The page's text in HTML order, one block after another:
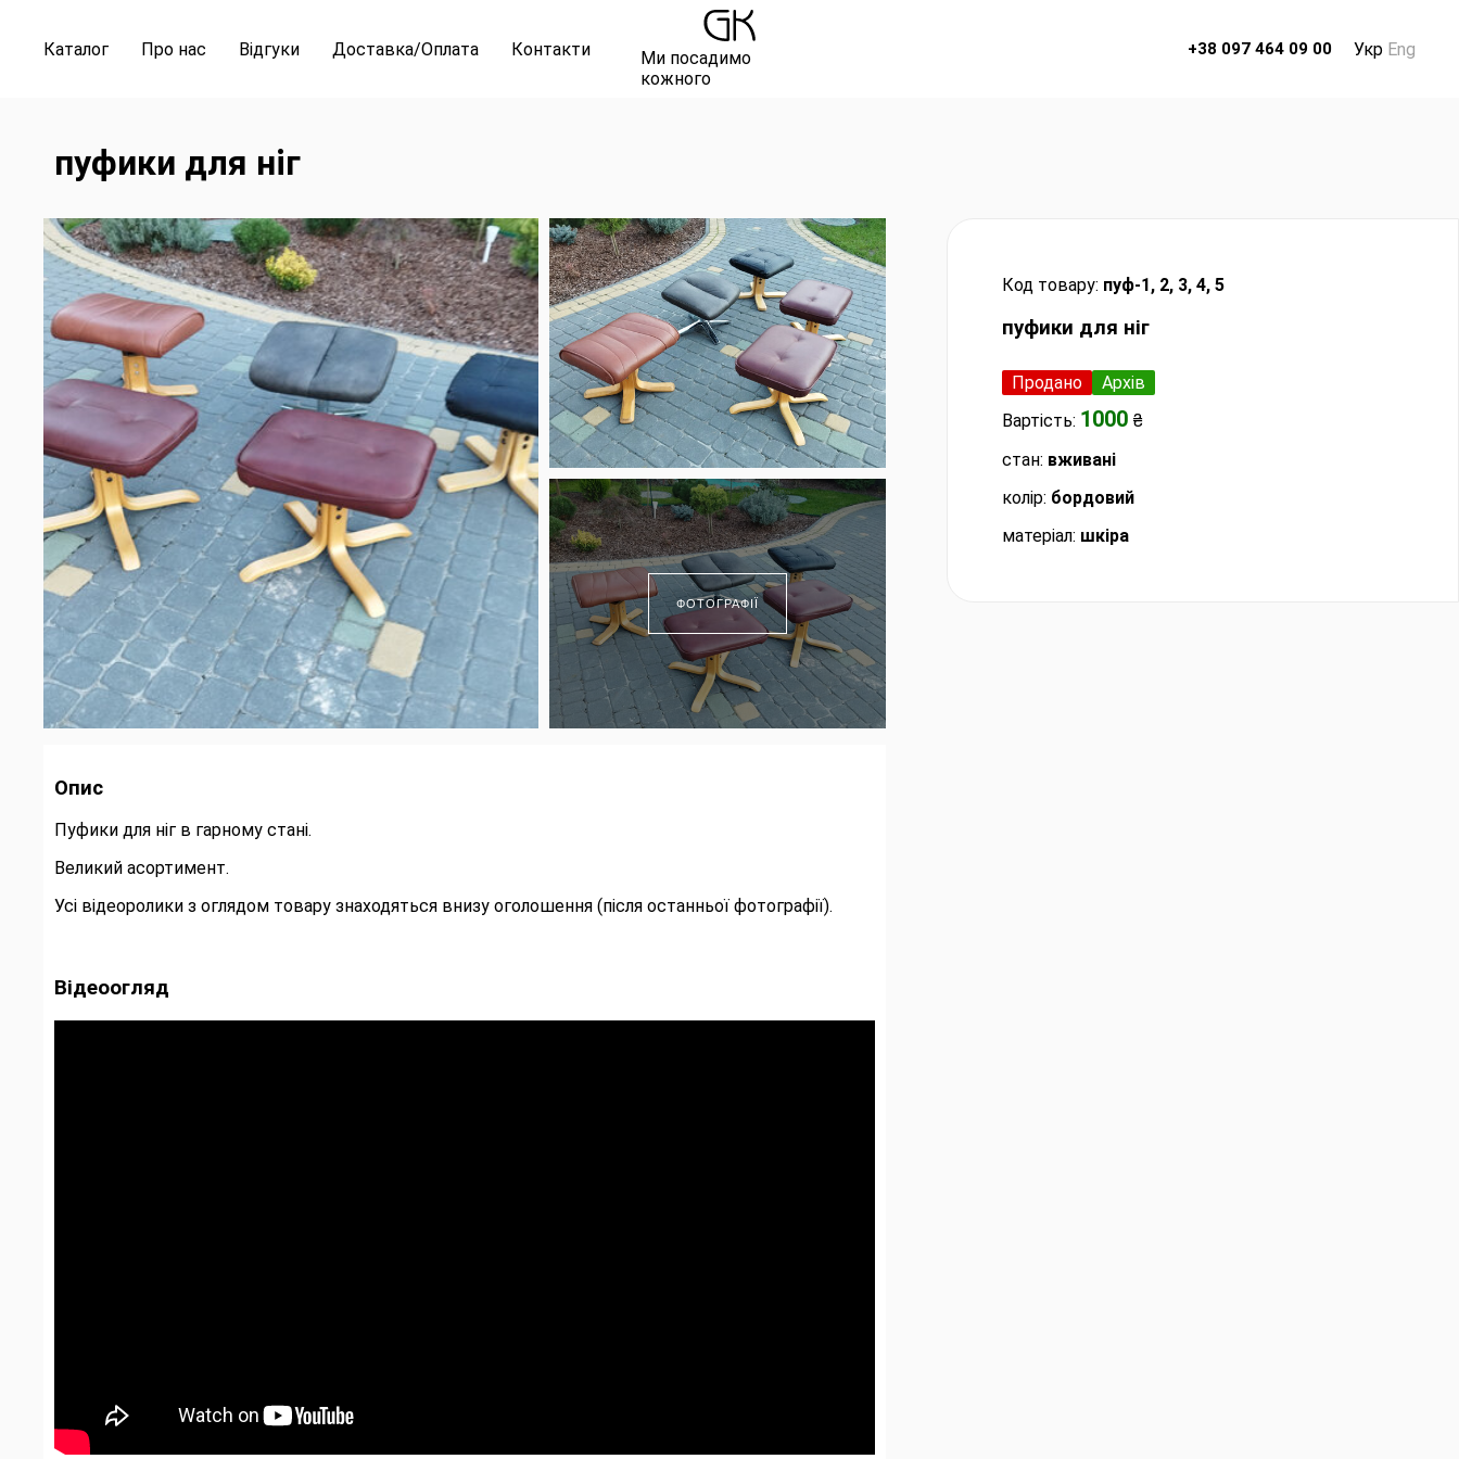
Каталог Про нас Відгуки Доставка/Оплата Контакти
Ми посадимо
кожного
+38 097 464 09 00 Укр Eng
пуфики для ніг
ФОТОГРАФІЇ
Опис
Пуфики для ніг в гарному стані.
Великий асортимент.
Усі відеоролики з оглядом товару знаходяться внизу оголошення (після останньої фотографії).
Відеоогляд
Код товару: пуф-1, 2, 3, 4, 5
пуфики для ніг
Продано
Архів
Вартість: 1000 ₴
стан: вживані
колір: бордовий
матеріал: шкіра